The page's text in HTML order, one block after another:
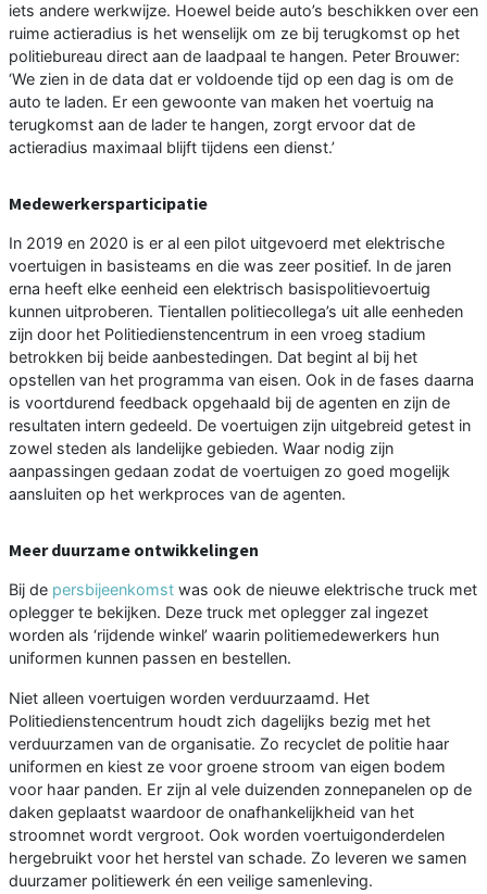
iets andere werkwijze. Hoewel beide auto’s beschikken over een
ruime actieradius is het wenselijk om ze bij terugkomst op het
politiebureau direct aan de laadpaal te hangen. Peter Brouwer:
‘We zien in de data dat er voldoende tijd op een dag is om de
auto te laden. Er een gewoonte van maken het voertuig na
terugkomst aan de lader te hangen, zorgt ervoor dat de
actieradius maximaal blijft tijdens een dienst.’
Medewerkersparticipatie
In 2019 en 2020 is er al een pilot uitgevoerd met elektrische
voertuigen in basisteams en die was zeer positief. In de jaren
erna heeft elke eenheid een elektrisch basispolitievoertuig
kunnen uitproberen. Tientallen politiecollega’s uit alle eenheden
zijn door het Politiedienstencentrum in een vroeg stadium
betrokken bij beide aanbestedingen. Dat begint al bij het
opstellen van het programma van eisen. Ook in de fases daarna
is voortdurend feedback opgehaald bij de agenten en zijn de
resultaten intern gedeeld. De voertuigen zijn uitgebreid getest in
zowel steden als landelijke gebieden. Waar nodig zijn
aanpassingen gedaan zodat de voertuigen zo goed mogelijk
aansluiten op het werkproces van de agenten.
Meer duurzame ontwikkelingen
Bij de persbijeenkomst was ook de nieuwe elektrische truck met
oplegger te bekijken. Deze truck met oplegger zal ingezet
worden als ‘rijdende winkel’ waarin politiemedewerkers hun
uniformen kunnen passen en bestellen.
Niet alleen voertuigen worden verduurzaamd. Het
Politiedienstencentrum houdt zich dagelijks bezig met het
verduurzamen van de organisatie. Zo recyclet de politie haar
uniformen en kiest ze voor groene stroom van eigen bodem
voor haar panden. Er zijn al vele duizenden zonnepanelen op de
daken geplaatst waardoor de onafhankelijkheid van het
stroomnet wordt vergroot. Ook worden voertuigonderdelen
hergebruikt voor het herstel van schade. Zo leveren we samen
duurzamer politiewerk én een veilige samenleving.